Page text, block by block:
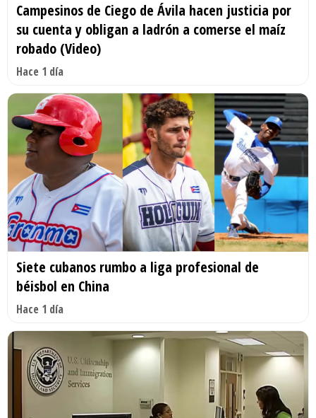
Campesinos de Ciego de Ávila hacen justicia por
su cuenta y obligan a ladrón a comerse el maíz
robado (Video)
Hace 1 día
Siete cubanos rumbo a liga profesional de
béisbol en China
Hace 1 día